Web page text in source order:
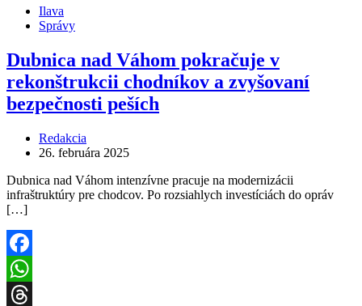
Ilava
Správy
Dubnica nad Váhom pokračuje v
rekonštrukcii chodníkov a zvyšovaní
bezpečnosti peších
Redakcia
26. februára 2025
Dubnica nad Váhom intenzívne pracuje na modernizácii
infraštruktúry pre chodcov. Po rozsiahlych investíciách do opráv
[…]
Facebook
WhatsApp